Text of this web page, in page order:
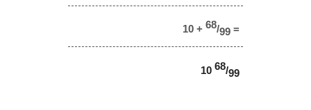
10 + 68/99 =
10 68/99